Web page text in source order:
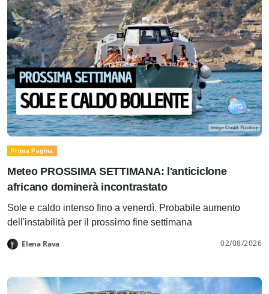
Prima Pagina
Meteo PROSSIMA SETTIMANA: l'anticiclone
africano dominerà incontrastato
Sole e caldo intenso fino a venerdì. Probabile aumento
dell'instabilità per il prossimo fine settimana
Elena Rava 02/08/2026